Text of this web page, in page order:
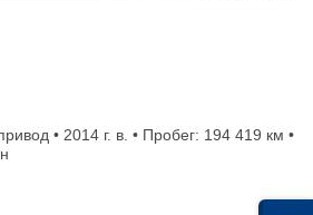
• 2014 г. в. • Пробег: 194 419 км •